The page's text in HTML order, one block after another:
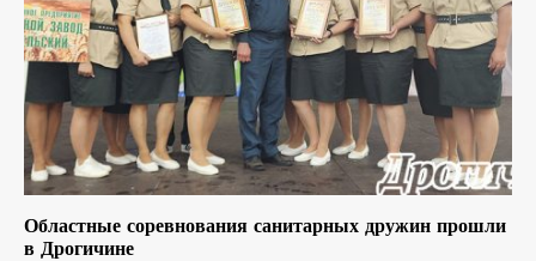
Областные соревнования санитарных дружин прошли
в Дрогичине